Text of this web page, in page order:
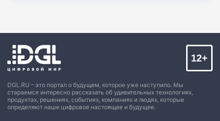
DGL.RU – это портал о будущем, которое уже наступило. Мы
стараемся интересно рассказать об удивительных технологиях,
продуктах, решениях, событиях, компаниях и людях, которые
определяют наше цифровое настоящее и будущее.
12+